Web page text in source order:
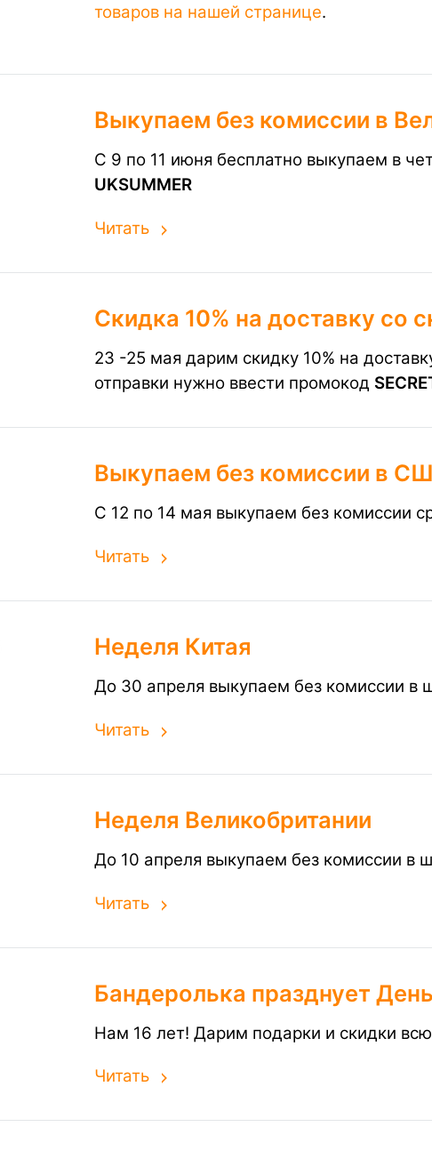
товаров на нашей странице.
​Выкупаем без комиссии в
С 9 по 11 июня бесплатно выкупаем в
UKSUMMER
Читать
Скидка 10% на доставку со
23 -25 мая дарим скидку 10% на
отправки нужно ввести промокод
Выкупаем без комиссии в
С 12 по 14 мая выкупаем без комиссии
Читать
Неделя Китая
До 30 апреля выкупаем без комиссии в
Читать
Неделя Великобритании
До 10 апреля выкупаем без комиссии в
Читать
Бандеролька празднует
Нам 16 лет! Дарим подарки и скидки
Читать